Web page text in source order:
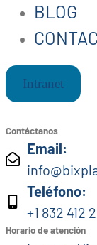
BLOG
Intranet
Contáctanos
Email:
Teléfono:
+1 832 412
Horario de atención